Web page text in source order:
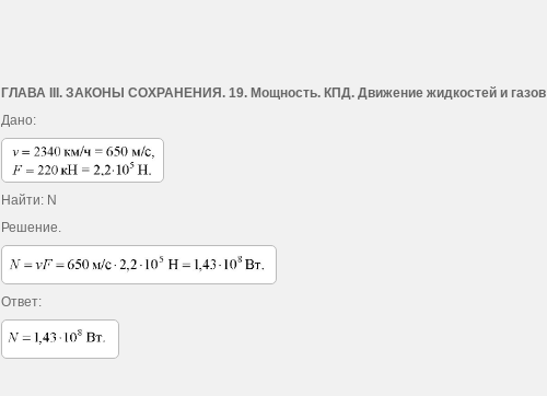
ГЛАВА III. ЗАКОНЫ СОХРАНЕНИЯ. 19. Мощность. КПД. Движение жидкостей и газов
Дано:
Найти: N
Решение.
Ответ: